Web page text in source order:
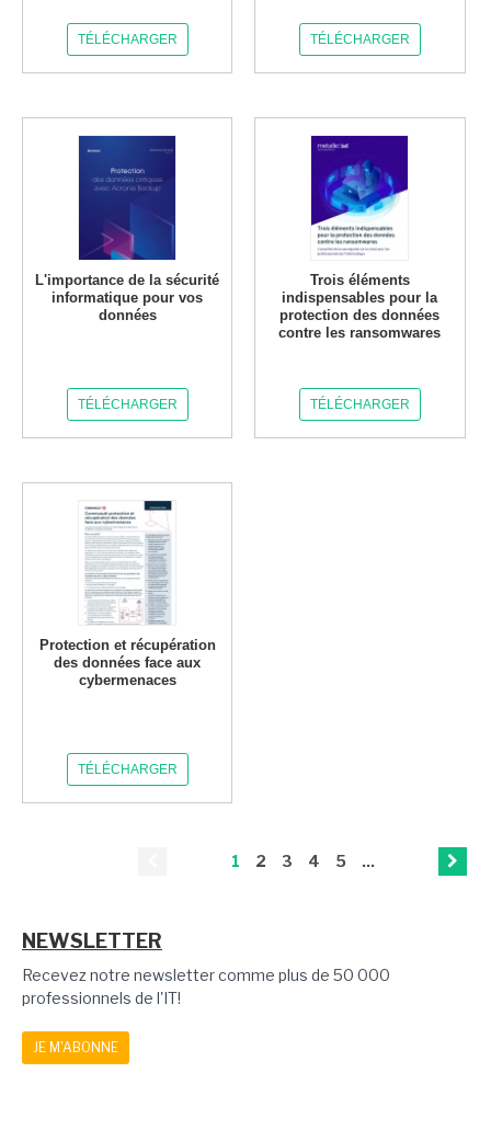
TÉLÉCHARGER TÉLÉCHARGER
L'importance de la sécurité
informatique pour vos
données
TÉLÉCHARGER
Trois éléments
indispensables pour la
protection des données
contre les ransomwares
TÉLÉCHARGER
Protection et récupération
des données face aux
cybermenaces
TÉLÉCHARGER
1 2 3 4 5 ...
NEWSLETTER
Recevez notre newsletter comme plus de 50 000
professionnels de l'IT!
JE M'ABONNE